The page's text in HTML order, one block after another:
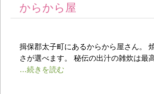
からから屋
揖保郡太子町にあるからから屋さん。
さが選べます。 秘伝の出汁の雑炊は最